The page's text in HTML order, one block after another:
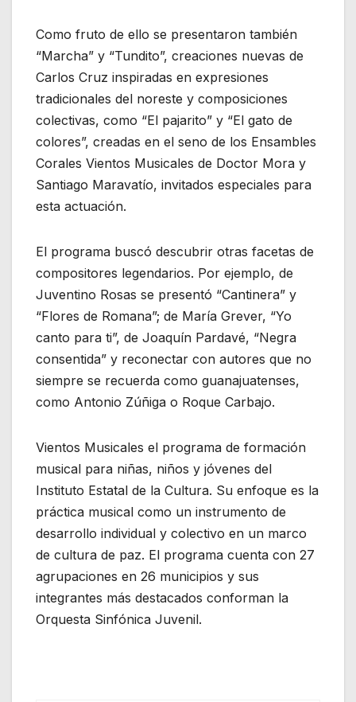
Como fruto de ello se presentaron también
“Marcha” y “Tundito”, creaciones nuevas de
Carlos Cruz inspiradas en expresiones
tradicionales del noreste y composiciones
colectivas, como “El pajarito” y “El gato de
colores”, creadas en el seno de los Ensambles
Corales Vientos Musicales de Doctor Mora y
Santiago Maravatío, invitados especiales para
esta actuación.
El programa buscó descubrir otras facetas de
compositores legendarios. Por ejemplo, de
Juventino Rosas se presentó “Cantinera” y
“Flores de Romana”; de María Grever, “Yo
canto para ti”, de Joaquín Pardavé, “Negra
consentida” y reconectar con autores que no
siempre se recuerda como guanajuatenses,
como Antonio Zúñiga o Roque Carbajo.
Vientos Musicales el programa de formación
musical para niñas, niños y jóvenes del
Instituto Estatal de la Cultura. Su enfoque es la
práctica musical como un instrumento de
desarrollo individual y colectivo en un marco
de cultura de paz. El programa cuenta con 27
agrupaciones en 26 municipios y sus
integrantes más destacados conforman la
Orquesta Sinfónica Juvenil.